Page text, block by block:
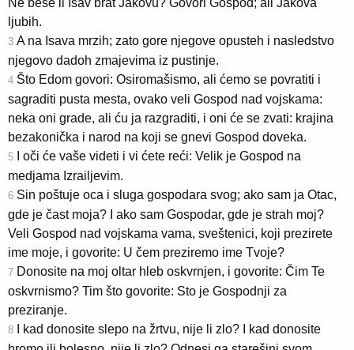
ljubih.
3 A na Isava mrzih; zato gore njegove opusteh i nasledstvo
njegovo dadoh zmajevima iz pustinje.
4 Što Edom govori: Osiromašismo, ali ćemo se povratiti i
sagraditi pusta mesta, ovako veli Gospod nad vojskama:
neka oni grade, ali ću ja razgraditi, i oni će se zvati: krajina
bezakonička i narod na koji se gnevi Gospod doveka.
5
I oči će vaše videti i vi ćete reći: Velik je Gospod na
medjama Izrailjevim.
6 Sin poštuje oca i sluga gospodara svog; ako sam ja Otac,
gde je čast moja? I ako sam Gospodar, gde je strah moj?
Veli Gospod nad vojskama vama, sveštenici, koji prezirete
ime moje, i govorite: U čem preziremo ime Tvoje?
7 Donosite na moj oltar hleb oskvrnjen, i govorite: Čim Te
oskvrnismo? Tim što govorite: Sto je Gospodnji za
preziranje.
8
I kad donosite slepo na žrtvu, nije li zlo? I kad donosite